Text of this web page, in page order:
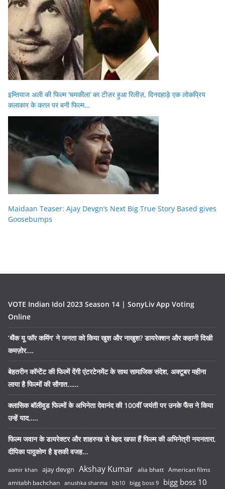
इम्तियाज अली की फिल्म ‘चमकीला’ का टीज़र हुआ रिलीज़, दिनदहाड़े एक लोकप्रिय
कलाकार के कत्ल पर बनी फिल्म…
Maidaan Teaser: Ajay Devgn’s Next Big True Story Based gives
Goosebumps
VOTE Indian Idol 2023 Season 14 | SonyLiv App Voting
Online
‘थैंक यू फॉर कमिंग’ ने जनता को किया खुश और नाखुश? डायरेक्शन और कहानी दिखी
कमज़ोर….
बेहतरीन कॉन्टेंट की फिल्में देंगी एंटरटेनमेंट के साथ सामाजिक संदेश, अक्टूबर महीना
लाया है फिल्मों की सौगात……
क्लासिक बॉलीवुड फिल्मों के अभिनेता देवानंद की 100वीं जयंती पर उनके फैंस ने किया
उन्हें याद…..
फिल्म जवान के डायरेक्टर और शाहरुख से बेहद खफा हैं फिल्म की अभिनेत्री नयनतारा,
दीपिका पादुकोण है इसकी वजह…
aamir khan ajay devgn Akshay Kumar alia bhatt American films
amitabh bachchan anushka sharma bb10 bigg boss 9 bigg boss 10